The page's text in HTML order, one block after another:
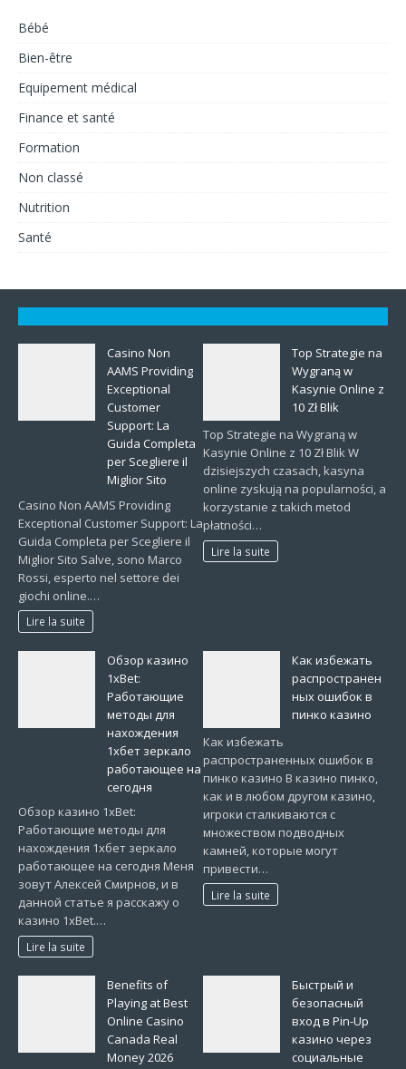
Bébé
Bien-être
Equipement médical
Finance et santé
Formation
Non classé
Nutrition
Santé
Casino Non
AAMS Providing
Exceptional
Customer
Support: La
Guida Completa
per Scegliere il
Miglior Sito
Casino Non AAMS Providing
Exceptional Customer Support: La
Guida Completa per Scegliere il
Miglior Sito Salve, sono Marco
Rossi, esperto nel settore dei
giochi online.…
Lire la suite
Top Strategie na
Wygraną w
Kasynie Online z
10 Zł Blik
Top Strategie na Wygraną w
Kasynie Online z 10 Zł Blik W
dzisiejszych czasach, kasyna
online zyskują na popularności, a
korzystanie z takich metod
płatności…
Lire la suite
Обзор казино
1xBet:
Работающие
методы для
нахождения
1хбет зеркало
работающее на
сегодня
Обзор казино 1xBet:
Работающие методы для
нахождения 1хбет зеркало
работающее на сегодня Меня
зовут Алексей Смирнов, и в
данной статье я расскажу о
казино 1xBet.…
Lire la suite
Как избежать
распространен
ных ошибок в
пинко казино
Как избежать
распространенных ошибок в
пинко казино В казино пинко,
как и в любом другом казино,
игроки сталкиваются с
множеством подводных
камней, которые могут
привести…
Lire la suite
Benefits of
Playing at Best
Online Casino
Canada Real
Money 2026
Быстрый и
безопасный
вход в Pin-Up
казино через
социальные